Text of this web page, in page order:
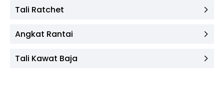
Tali Ratchet
Angkat Rantai
Tali Kawat Baja